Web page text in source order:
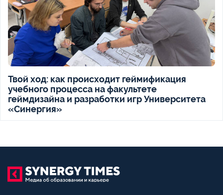
Твой ход: как происходит геймификация
учебного процесса на факультете
геймдизайна и разработки игр Университета
«Синергия»